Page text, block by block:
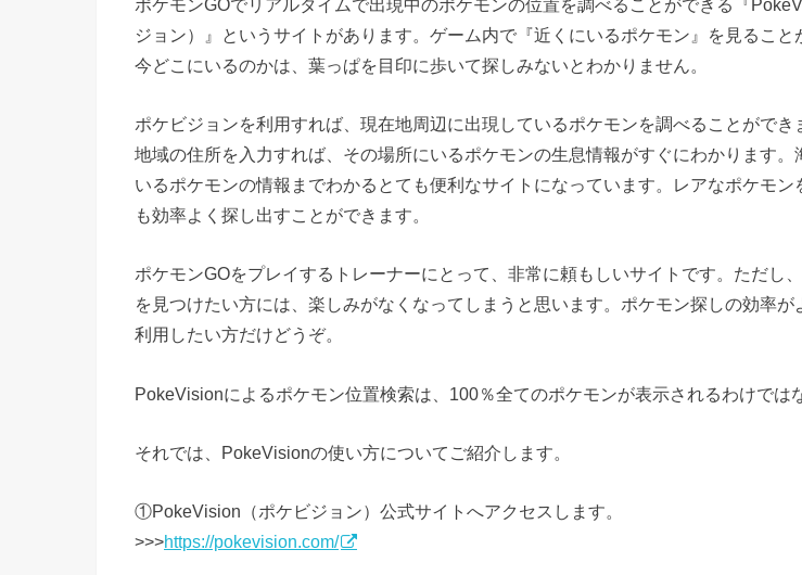
ポケモンGOでリアルタイムで出現中のポケモンの位置を調べることができる『
ジョン）』というサイトがあります。ゲーム内で『近くにいるポケモン』を見ること
今どこにいるのかは、葉っぱを目印に歩いて探しみないとわかりません。
ポケビジョンを利用すれば、現在地周辺に出現しているポケモンを調べることができ
地域の住所を入力すれば、その場所にいるポケモンの生息情報がすぐにわかります。
いるポケモンの情報までわかるとても便利なサイトになっています。レアなポケモン
も効率よく探し出すことができます。
ポケモンGOをプレイするトレーナーにとって、非常に頼もしいサイトです。ただし
を見つけたい方には、楽しみがなくなってしまうと思います。ポケモン探しの効率が
利用したい方だけどうぞ。
PokeVisionによるポケモン位置検索は、100％全てのポケモンが表示されるわけでは
それでは、PokeVisionの使い方についてご紹介します。
①PokeVision（ポケビジョン）公式サイトへアクセスします。
>>>https://pokevision.com/